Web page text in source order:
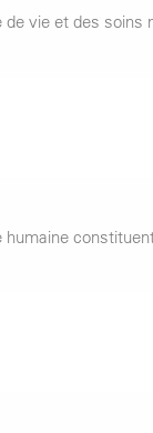
vie et des